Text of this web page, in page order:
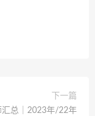
下一篇
汇总｜2023年/22年